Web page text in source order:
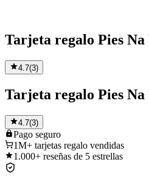
Tarjeta regalo Pies
4.7(3)
Tarjeta regalo Pies
4.7(3)
Pago seguro
1M+ tarjetas regalo vendidas
1.000+ reseñas de 5 estrellas